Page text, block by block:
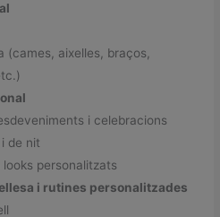
(cames, aixelles, braços,
i celebracions
de nit
personalitzats
i rutines personalitzades